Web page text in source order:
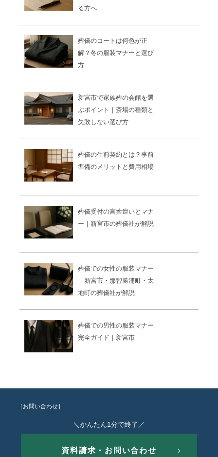
る方へ
葬儀のコートは何色が正
解？冬の服装マナーと選び
方
新宮市で家族葬の会館を選
ぶポイント｜斎場の種類と
失敗しない選び方
葬儀の生前契約とは？事前
準備のメリットと費用相場
葬儀受付の言葉遣いとマナ
ー｜新宮市の葬儀社が解説
葬儀での女性の服装マナー
｜新宮市・那智勝浦町・太
地町の葬儀社が解説
葬儀での男性の服装マナー
完全ガイド｜新宮市
［お問い合わせ］
＼かんたん1分で終了／
資料請求・お問い合わせ